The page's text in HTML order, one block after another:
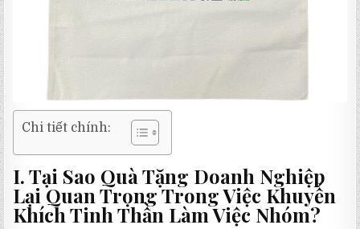
Chi tiết chính:
I. Tại Sao Quà Tặng Doanh Nghiệp
Lại Quan Trọng Trong Việc Khuyến
Khích Tinh Thần Làm Việc Nhóm?